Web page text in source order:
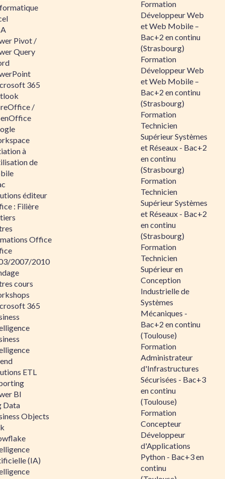
Pivot /
Query
365
/
à
de
éditeur
: Filière
Office
2007/2010
cours
365
ETL
BI
Data
Objects
(IA)
Formation
Développeur Web
et Web Mobile –
Bac+2 en continu
(Strasbourg)
Formation
Développeur Web
et Web Mobile –
Bac+2 en continu
(Strasbourg)
Formation
Technicien
Supérieur Systèmes
et Réseaux - Bac+2
en continu
(Strasbourg)
Formation
Technicien
Supérieur Systèmes
et Réseaux - Bac+2
en continu
(Strasbourg)
Formation
Technicien
Supérieur en
Conception
Industrielle de
Systèmes
Mécaniques -
Bac+2 en continu
(Toulouse)
Formation
Administrateur
d'Infrastructures
Sécurisées - Bac+3
en continu
(Toulouse)
Formation
Concepteur
Développeur
d'Applications
Python - Bac+3 en
continu